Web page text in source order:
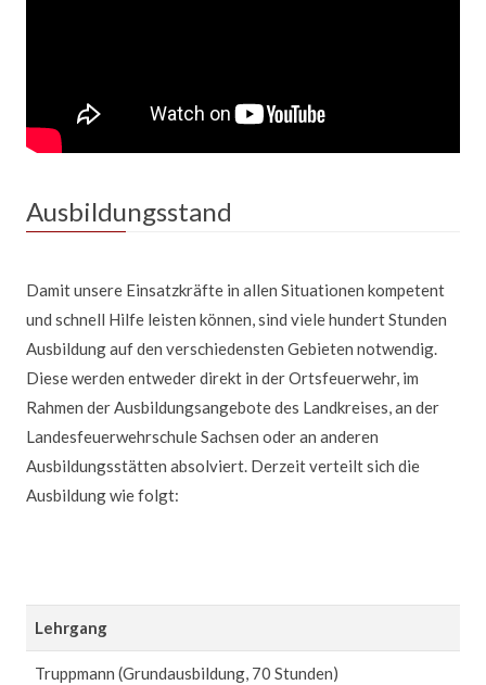
Ausbildungsstand
Damit unsere Einsatzkräfte in allen Situationen kompetent
und schnell Hilfe leisten können, sind viele hundert Stunden
Ausbildung auf den verschiedensten Gebieten notwendig.
Diese werden entweder direkt in der Ortsfeuerwehr, im
Rahmen der Ausbildungsangebote des Landkreises, an der
Landesfeuerwehrschule Sachsen oder an anderen
Ausbildungsstätten absolviert. Derzeit verteilt sich die
Ausbildung wie folgt:
Lehrgang
Truppmann (Grundausbildung, 70 Stunden)